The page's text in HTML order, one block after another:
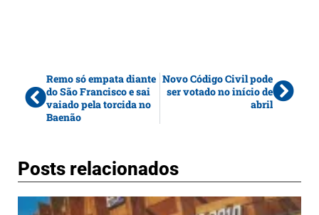
Remo só empata diante
do São Francisco e sai
vaiado pela torcida no
Baenão
Novo Código Civil pode
ser votado no início de
abril
Posts relacionados